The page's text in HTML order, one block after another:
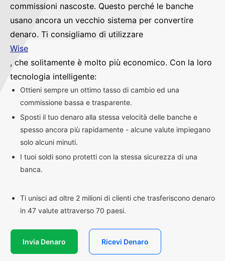
commissioni nascoste. Questo perché le banche
usano ancora un vecchio sistema per convertire
denaro. Ti consigliamo di utilizzare
Wise
, che solitamente è molto più economico. Con la loro
tecnologia intelligente:
Ottieni sempre un ottimo tasso di cambio ed una
commissione bassa e trasparente.
Sposti il tuo denaro alla stessa velocità delle banche e
spesso ancora più rapidamente - alcune valute impiegano
solo alcuni minuti.
I tuoi soldi sono protetti con la stessa sicurezza di una
banca.
Ti unisci ad oltre 2 milioni di clienti che trasferiscono denaro
in 47 valute attraverso 70 paesi.
Invia Denaro Ricevi Denaro